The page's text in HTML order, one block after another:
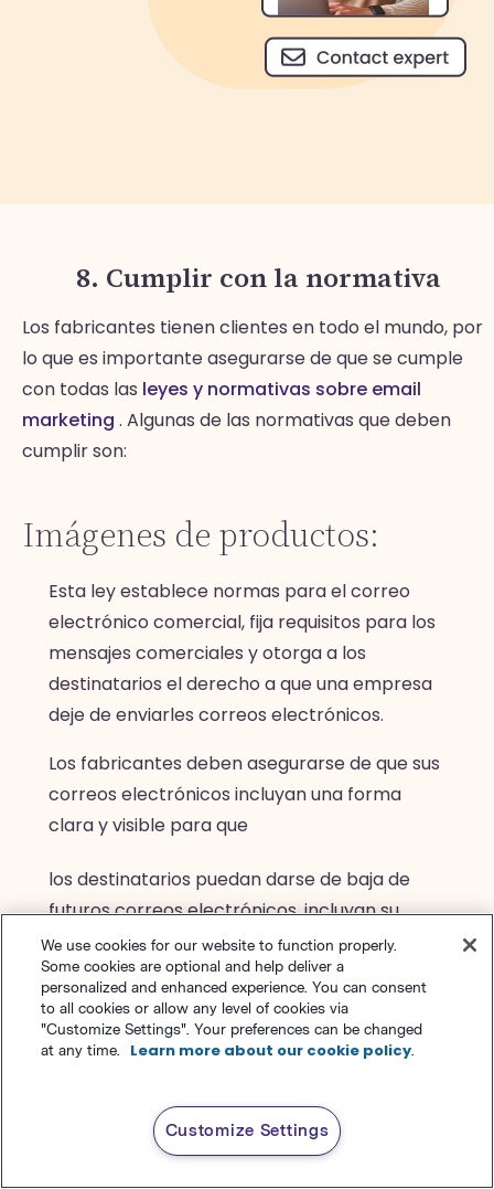
8. Cumplir con la normativa
Los fabricantes tienen clientes en todo el mundo, por
lo que es importante asegurarse de que se cumple
con todas las leyes y normativas sobre email
marketing . Algunas de las normativas que deben
cumplir son:
Imágenes de productos:
Esta ley establece normas para el correo
electrónico comercial, fija requisitos para los
mensajes comerciales y otorga a los
destinatarios el derecho a que una empresa
deje de enviarles correos electrónicos.
Los fabricantes deben asegurarse de que sus
correos electrónicos incluyan una forma
clara y visible para que
los destinatarios puedan darse de baja de
futuros correos electrónicos, incluyan su
dirección física comercial y eviten utilizar
asuntos o información del remitente
engañosos.
We use cookies for our website to function properly.
Some cookies are optional and help deliver a
personalized and enhanced experience. You can consent
to all cookies or allow any level of cookies via
"Customize Settings". Your preferences can be changed
at any time.
Learn more about our cookie policy.
Customize Settings